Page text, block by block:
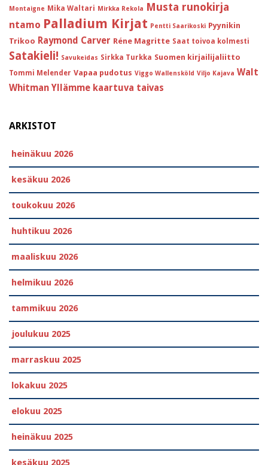
Montaigne Mika Waltari Mirkka Rekola Musta runokirja
ntamo Palladium Kirjat Pentti Saarikoski Pyynikin
Trikoo Raymond Carver Réne Magritte Saat toivoa kolmesti
Satakieli! Savukeidas Sirkka Turkka Suomen kirjailijaliitto
Tommi Melender Vapaa pudotus Viggo Wallensköld Viljo Kajava Walt
Whitman Yllämme kaartuva taivas
ARKISTOT
heinäkuu 2026
kesäkuu 2026
toukokuu 2026
huhtikuu 2026
maaliskuu 2026
helmikuu 2026
tammikuu 2026
joulukuu 2025
marraskuu 2025
lokakuu 2025
elokuu 2025
heinäkuu 2025
kesäkuu 2025